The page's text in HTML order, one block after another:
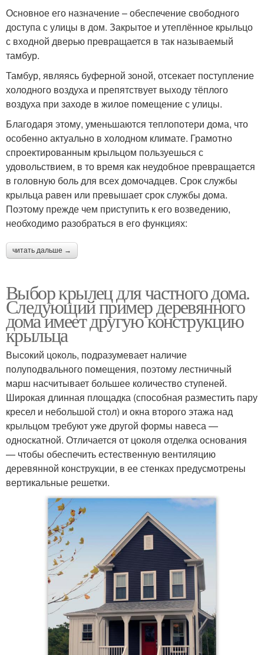
Основное его назначение – обеспечение свободного
доступа с улицы в дом. Закрытое и утеплённое крыльцо
с входной дверью превращается в так называемый
тамбур.
Тамбур, являясь буферной зоной, отсекает поступление
холодного воздуха и препятствует выходу тёплого
воздуха при заходе в жилое помещение с улицы.
Благодаря этому, уменьшаются теплопотери дома, что
особенно актуально в холодном климате. Грамотно
спроектированным крыльцом пользуешься с
удовольствием, в то время как неудобное превращается
в головную боль для всех домочадцев. Срок службы
крыльца равен или превышает срок службы дома.
Поэтому прежде чем приступить к его возведению,
необходимо разобраться в его функциях:
читать дальше →
Выбор крылец для частного дома.
Следующий пример деревянного
дома имеет другую конструкцию
крыльца
Высокий цоколь, подразумевает наличие
полуподвального помещения, поэтому лестничный
марш насчитывает большее количество ступеней.
Широкая длинная площадка (способная разместить пару
кресел и небольшой стол) и окна второго этажа над
крыльцом требуют уже другой формы навеса —
односкатной. Отличается от цоколя отделка основания
— чтобы обеспечить естественную вентиляцию
деревянной конструкции, в ее стенках предусмотрены
вертикальные решетки.